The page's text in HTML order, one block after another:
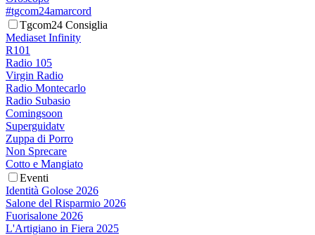
#tgcom24amarcord
Tgcom24 Consiglia
Mediaset Infinity
R101
Radio 105
Virgin Radio
Radio Montecarlo
Radio Subasio
Comingsoon
Superguidatv
Zuppa di Porro
Non Sprecare
Cotto e Mangiato
Eventi
Identità Golose 2026
Salone del Risparmio 2026
Fuorisalone 2026
L'Artigiano in Fiera 2025